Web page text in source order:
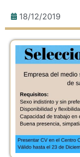
18/12/2019